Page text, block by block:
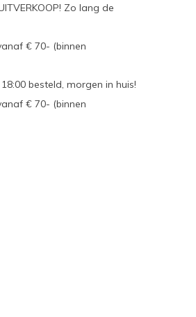
Zo lang de
€ 70- (binnen
besteld, morgen in huis!
€ 70- (binnen